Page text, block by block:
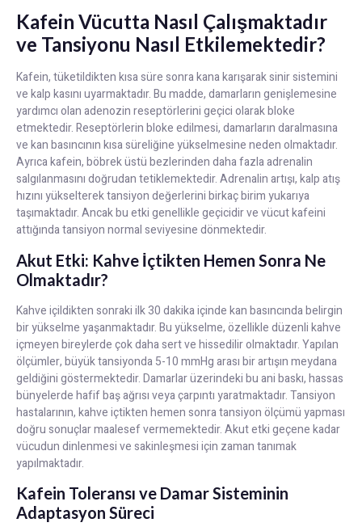
Kafein Vücutta Nasıl Çalışmaktadır
ve Tansiyonu Nasıl Etkilemektedir?
Kafein, tüketildikten kısa süre sonra kana karışarak sinir sistemini
ve kalp kasını uyarmaktadır. Bu madde, damarların genişlemesine
yardımcı olan adenozin reseptörlerini geçici olarak bloke
etmektedir. Reseptörlerin bloke edilmesi, damarların daralmasına
ve kan basıncının kısa süreliğine yükselmesine neden olmaktadır.
Ayrıca kafein, böbrek üstü bezlerinden daha fazla adrenalin
salgılanmasını doğrudan tetiklemektedir. Adrenalin artışı, kalp atış
hızını yükselterek tansiyon değerlerini birkaç birim yukarıya
taşımaktadır. Ancak bu etki genellikle geçicidir ve vücut kafeini
attığında tansiyon normal seviyesine dönmektedir.
Akut Etki: Kahve İçtikten Hemen Sonra Ne
Olmaktadır?
Kahve içildikten sonraki ilk 30 dakika içinde kan basıncında belirgin
bir yükselme yaşanmaktadır. Bu yükselme, özellikle düzenli kahve
içmeyen bireylerde çok daha sert ve hissedilir olmaktadır. Yapılan
ölçümler, büyük tansiyonda 5-10 mmHg arası bir artışın meydana
geldiğini göstermektedir. Damarlar üzerindeki bu ani baskı, hassas
bünyelerde hafif baş ağrısı veya çarpıntı yaratmaktadır. Tansiyon
hastalarının, kahve içtikten hemen sonra tansiyon ölçümü yapması
doğru sonuçlar maalesef vermemektedir. Akut etki geçene kadar
vücudun dinlenmesi ve sakinleşmesi için zaman tanımak
yapılmaktadır.
Kafein Toleransı ve Damar Sisteminin
Adaptasyon Süreci